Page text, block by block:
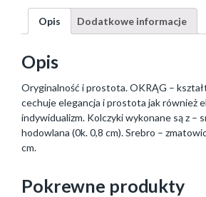
Opis Dodatkowe informacje
Opis
Oryginalność i prostota. OKRĄG –
cechuje elegancja i prostota jak również
indywidualizm. Kolczyki wykonane są z –
hodowlana (0k. 0,8 cm). Srebro –
cm.
Pokrewne produkty